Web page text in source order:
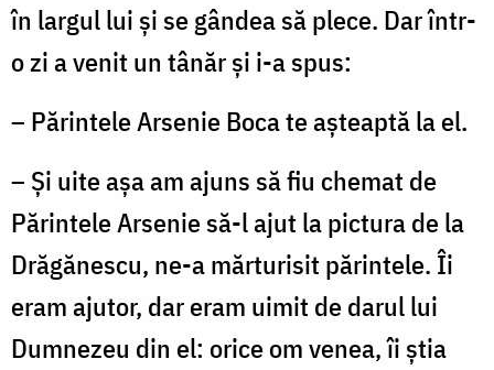
în largul lui și se gândea să plece. Dar într-
o zi a venit un tânăr și i-a spus:
– Părintele Arsenie Boca te așteaptă la el.
– Și uite așa am ajuns să fiu chemat de
Părintele Arsenie să-l ajut la pictura de la
Drăgănescu, ne-a mărturisit părintele. Îi
eram ajutor, dar eram uimit de darul lui
Dumnezeu din el: orice om venea, îi știa